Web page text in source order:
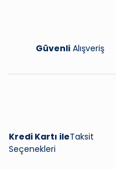
Güvenli Alışveriş
Kredi Kartı ileTaksit
Seçenekleri